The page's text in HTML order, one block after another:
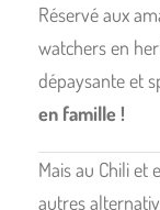
Réservé aux
watchers en
dépaysante et
en famille !
Mais au Chili et
autres